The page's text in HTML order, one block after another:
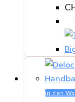
In den